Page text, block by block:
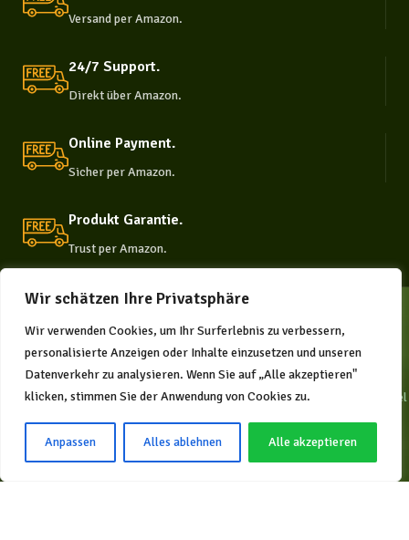
Wir schätzen Ihre Privatsphäre
Wir verwenden Cookies, um Ihr Surferlebnis zu verbessern,
personalisierte Anzeigen oder Inhalte einzusetzen und unseren
Datenverkehr zu analysieren. Wenn Sie auf „Alle akzeptieren"
klicken, stimmen Sie der Anwendung von Cookies zu.
Anpassen Alles ablehnen Alle akzeptieren
Versand per Amazon.
24/7 Support.
Direkt über Amazon.
Online Payment.
Sicher per Amazon.
Produkt Garantie.
Trust per Amazon.
Die natürliche Plattform fürSupplements und Nahrungs- ergänzungsmittel